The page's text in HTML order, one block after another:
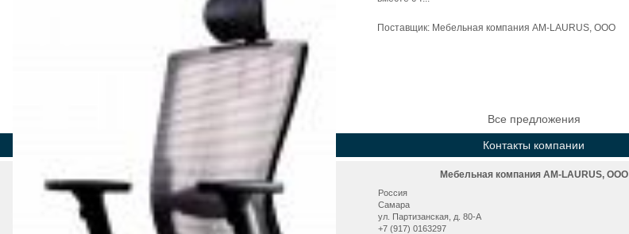
Поставщик: Мебельная компания AM-LAURUS, ООО
Все предложения
Контакты компании
Мебельная компания AM-LAURUS, ООО
Страна
Россия
Самара
ул. Партизанская, д. 80-А
+7 (917) 0163297